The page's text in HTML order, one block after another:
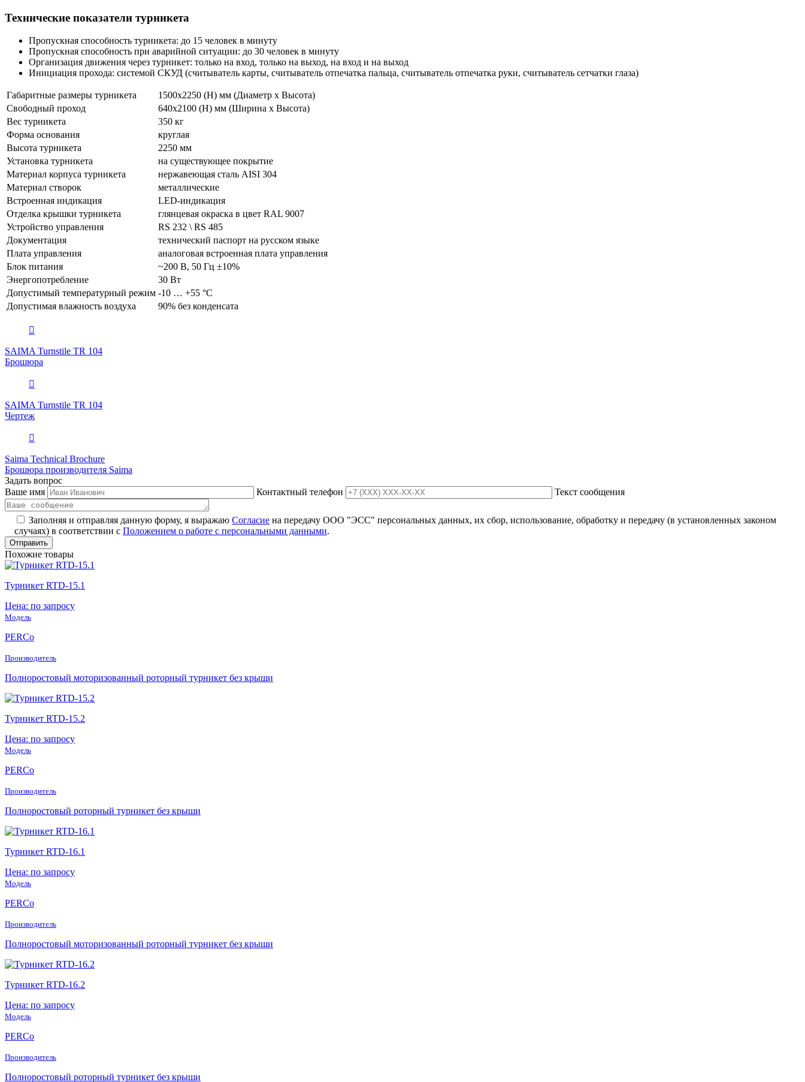
Технические показатели турникета
Пропускная способность турникета: до 15 человек в минуту
Пропускная способность при аварийной ситуации: до 30 человек в минуту
Организация движения через турникет: только на вход, только на выход, на вход и на выход
Инициация прохода: системой СКУД (считыватель карты, считыватель отпечатка пальца, считыватель отпечатка руки, считыватель сетчатки глаза)
Габаритные размеры турникета
1500х2250 (Н) мм (Диаметр х Высота)
Свободный проход
640х2100 (Н) мм (Ширина х Высота)
Вес турникета
350 кг
Форма основания
круглая
Высота турникета
2250 мм
Установка турникета
на существующее покрытие
Материал корпуса турникета
нержавеющая сталь AISI 304
Материал створок
металлические
Встроенная индикация
LED-индикация
Отделка крышки турникета
глянцевая окраска в цвет RAL 9007
Устройство управления
RS 232 \ RS 485
Документация
технический паспорт на русском языке
Плата управления
аналоговая встроенная плата управления
Блок питания
~200 В, 50 Гц ±10%
Энергопотребление
30 Вт
Допустимый температурный режим -10 … +55 °C
Допустимая влажность воздуха
90% без конденсата
SAIMA Turnstile TR 104
Брошюра
SAIMA Turnstile TR 104
Чертеж
Saima Technical Brochure
Брошюра производителя Saima
Задать вопрос
Ваше имя
Контактный телефон Текст сообщения
Заполняя и отправляя данную форму, я выражаю Согласие на передачу ООО "ЭСС" персональных данных, их сбор, использование, обработку и передачу (в установленных законом
случаях) в соответствии с Положением о работе с персональными данными.
Похожие товары
Турникет RTD-15.1
Цена: по запросу
Модель
PERCo
Производитель
Полноростовый моторизованный роторный турникет без крыши
Турникет RTD-15.2
Цена: по запросу
Модель
PERCo
Производитель
Полноростовый роторный турникет без крыши
Турникет RTD-16.1
Цена: по запросу
Модель
PERCo
Производитель
Полноростовый моторизованный роторный турникет без крыши
Турникет RTD-16.2
Цена: по запросу
Модель
PERCo
Производитель
Полноростовый роторный турникет без крыши